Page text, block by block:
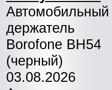
Автомобильный
держатель
Borofone BH54
(черный)
03.08.2026